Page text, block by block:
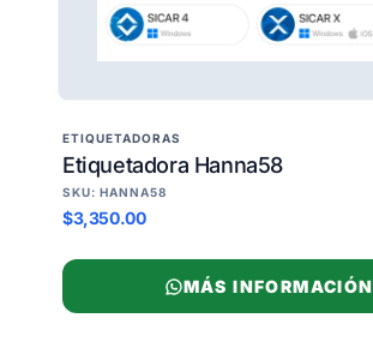
ETIQUETADORAS
Etiquetadora Hanna58
SKU: HANNA58
$3,350.00
MÁS INFORMACIÓN